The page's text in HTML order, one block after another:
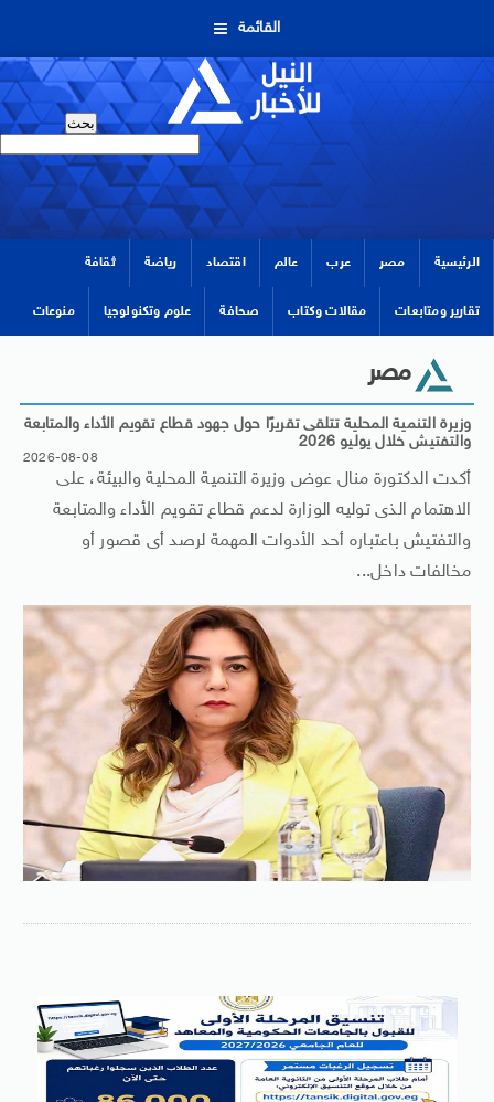
القائمة
الرئيسية مصر عرب عالم اقتصاد رياضة ثقافة
تقارير ومتابعات مقالات وكتاب صحافة علوم وتكنولوجيا منوعات
مصر
وزيرة التنمية المحلية تتلقى تقريرًا حول جهود قطاع تقويم الأداء والمتابعة
والتفتيش خلال يوليو 2026
2026-08-08
أكدت الدكتورة منال عوض وزيرة التنمية المحلية والبيئة، على
الاهتمام الذى توليه الوزارة لدعم قطاع تقويم الأداء والمتابعة
والتفتيش باعتباره أحد الأدوات المهمة لرصد أى قصور أو
مخالفات داخل...